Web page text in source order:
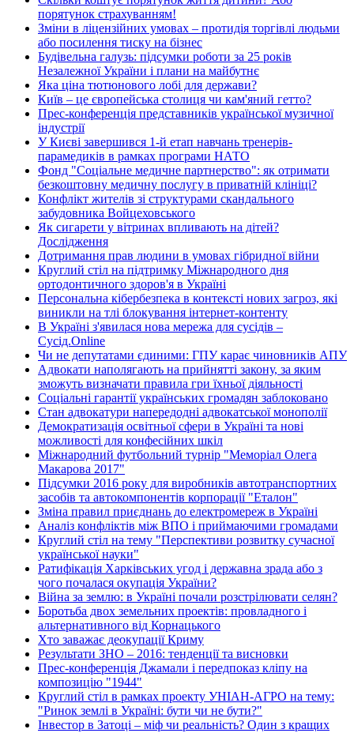
порятунок страхуванням!
Зміни в ліцензійних умовах – протидія торгівлі людьми
або посилення тиску на бізнес
Будівельна галузь: підсумки роботи за 25 років
Незалежної України і плани на майбутнє
Яка ціна тютюнового лобі для держави?
Київ – це європейська столиця чи кам'яний гетто?
Прес-конференція представників української музичної
індустрії
У Києві завершився 1-й етап навчань тренерів-
парамедиків в рамках програми НАТО
Фонд "Соціальне медичне партнерство": як отримати
безкоштовну медичну послугу в приватній клініці?
Конфлікт жителів зі структурами скандального
забудовника Войцеховського
Як сигарети у вітринах впливають на дітей?
Дослідження
Дотримання прав людини в умовах гібридної війни
Круглий стіл на підтримку Міжнародного дня
ортодонтичного здоров'я в Україні
Персональна кібербезпека в контексті нових загроз, які
виникли на тлі блокування інтернет-контенту
В Україні з'явилася нова мережа для сусідів –
Сусід.Online
Чи не депутатами єдиними: ГПУ карає чиновників АПУ
Адвокати наполягають на прийнятті закону, за яким
зможуть визначати правила гри їхньої діяльності
Соціальні гарантії українських громадян заблоковано
Стан адвокатури напередодні адвокатської монополії
Демократизація освітньої сфери в Україні та нові
можливості для конфесійних шкіл
Міжнародний футбольний турнір "Меморіал Олега
Макарова 2017"
Підсумки 2016 року для виробників автотранспортних
засобів та автокомпонентів корпорації "Еталон"
Зміна правил приєднань до електромереж в Україні
Аналіз конфліктів між ВПО і приймаючими громадами
Круглий стіл на тему "Перспективи розвитку сучасної
української науки"
Ратифікація Харківських угод і державна зрада або з
чого почалася окупація України?
Війна за землю: в Україні почали розстрілювати селян?
Боротьба двох земельних проектів: провладного і
альтернативного від Корнацького
Хто заважає деокупації Криму
Результати ЗНО – 2016: тенденції та висновки
Прес-конференція Джамали і передпоказ кліпу на
композицію "1944"
Круглий стіл в рамках проекту УНІАН-АГРО на тему:
"Ринок землі в Україні: бути чи не бути?"
Інвестор в Затоці – міф чи реальність? Один з кращих